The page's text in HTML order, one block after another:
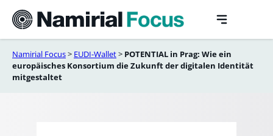
content
Namirial Focus> EUDI-Wallet> POTENTIAL in Prag: Wie ein
europäisches Konsortium die Zukunft der digitalen Identität
mitgestaltet